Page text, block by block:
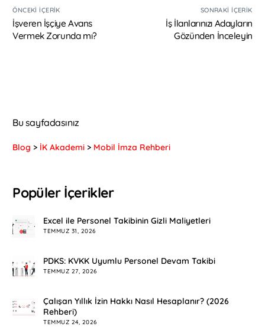
ÖNCEKI İÇERIK
İşveren İşçiye Avans
Vermek Zorunda mı?
SONRAKI İÇERIK
İş İlanlarınızı Adayların
Gözünden İnceleyin
Bu sayfadasınız
Blog > İK Akademi > Mobil İmza Rehberi
Popüler İçerikler
Excel ile Personel Takibinin Gizli Maliyetleri
TEMMUZ 31, 2026
PDKS: KVKK Uyumlu Personel Devam Takibi
TEMMUZ 27, 2026
Çalışan Yıllık İzin Hakkı Nasıl Hesaplanır? (2026
Rehberi)
TEMMUZ 24, 2026